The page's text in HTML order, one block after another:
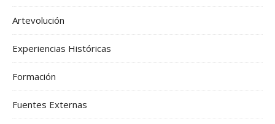
Artevolución
Experiencias Históricas
Formación
Fuentes Externas